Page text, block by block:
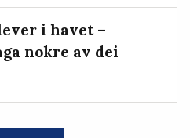
i havet –
nokre av dei